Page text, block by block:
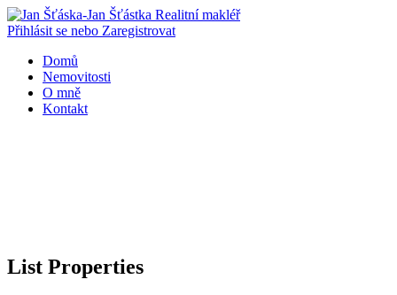
Přihlásit se nebo Zaregistrovat
Domů
Nemovitosti
O mně
Kontakt
List Properties